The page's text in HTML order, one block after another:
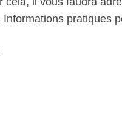
pratiques